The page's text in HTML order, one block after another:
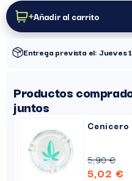
Añadir al carrito
Entrega prevista el: Jueves
Productos
juntos
Cenicero
5,90 €
5,02 €